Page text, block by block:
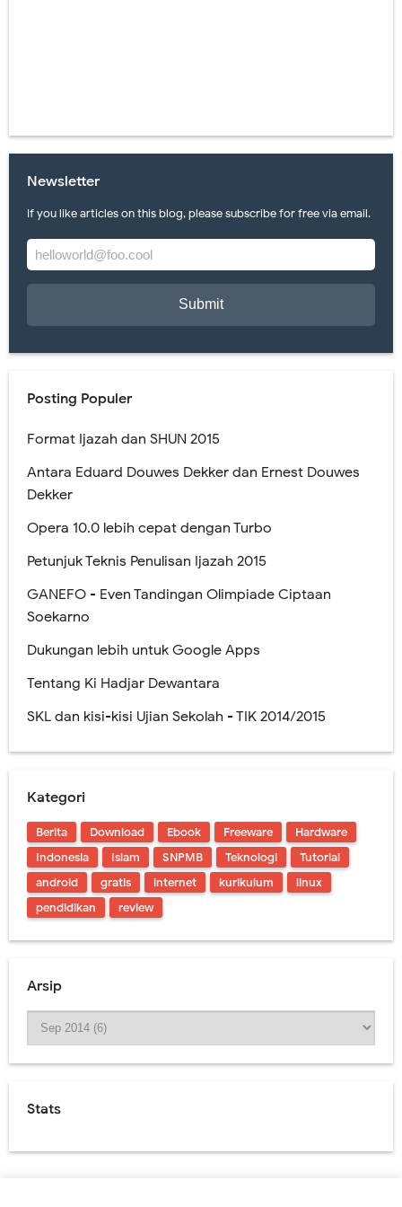
Newsletter
If you like articles on this blog, please subscribe for free via email.
Posting Populer
Format Ijazah dan SHUN 2015
Antara Eduard Douwes Dekker dan Ernest Douwes
Dekker
Opera 10.0 lebih cepat dengan Turbo
Petunjuk Teknis Penulisan Ijazah 2015
GANEFO - Even Tandingan Olimpiade Ciptaan
Soekarno
Dukungan lebih untuk Google Apps
Tentang Ki Hadjar Dewantara
SKL dan kisi-kisi Ujian Sekolah - TIK 2014/2015
Kategori
Berita Download Ebook Freeware
Hardware
Indonesia
Islam SNPMB Teknologi
Tutorial
android
gratis internet kurikulum
linux
pendidikan
review
Arsip
Stats